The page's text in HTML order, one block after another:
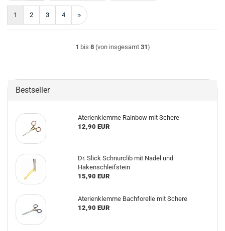
1 2 3 4 »
1 bis 8(von insgesamt 31)
Bestseller
Aterienklemme Rainbow mit Schere
12,90 EUR
Dr. Slick Schnurclib mit Nadel und
Hakenschleifstein
15,90 EUR
Aterienklemme Bachforelle mit Schere
12,90 EUR